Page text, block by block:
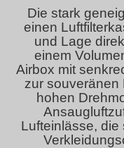
Die stark
einen
und Lage
einem
Airbox mit
zur souveränen
hohen
Lufteinlässe, die